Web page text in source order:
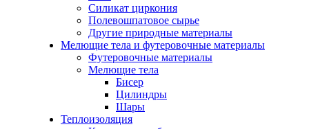
Силикат циркония
Полевошпатовое сырье
Другие природные материалы
Мелющие тела и футеровочные материалы
Футеровочные материалы
Мелющие тела
Бисер
Цилиндры
Шары
Теплоизоляция